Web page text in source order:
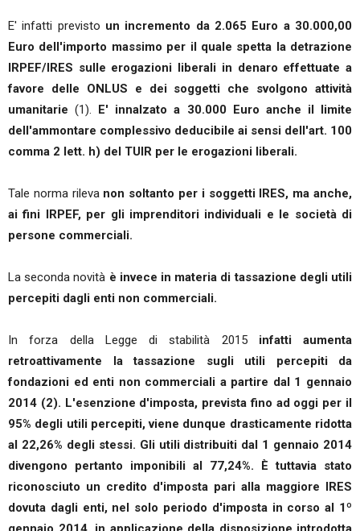
E' infatti previsto un incremento da 2.065 Euro a 30.000,00
Euro dell'importo massimo per il quale spetta la detrazione
IRPEF/IRES sulle erogazioni liberali in denaro effettuate a
favore delle ONLUS e dei soggetti che svolgono attività
umanitarie (1). E' innalzato a 30.000 Euro anche il limite
dell'ammontare complessivo deducibile ai sensi dell'art. 100
comma 2 lett. h) del TUIR per le erogazioni liberali.
Tale norma rileva non soltanto per i soggetti IRES, ma anche,
ai fini IRPEF, per gli imprenditori individuali e le società di
persone commerciali.
La seconda novità è invece in materia di tassazione degli utili
percepiti dagli enti non commerciali.
In forza della Legge di stabilità 2015infatti aumenta
retroattivamente la tassazione sugli utili percepiti da
fondazioni ed enti non commerciali a partire dal 1 gennaio
2014 (2). L'esenzione d'imposta, prevista fino ad oggi per il
95% degli utili percepiti, viene dunque drasticamente ridotta
al 22,26% degli stessi. Gli utili distribuiti dal 1 gennaio 2014
divengono pertanto imponibili al 77,24%. È tuttavia stato
riconosciuto un credito d'imposta pari alla maggiore IRES
dovuta dagli enti, nel solo periodo d'imposta in corso al 1º